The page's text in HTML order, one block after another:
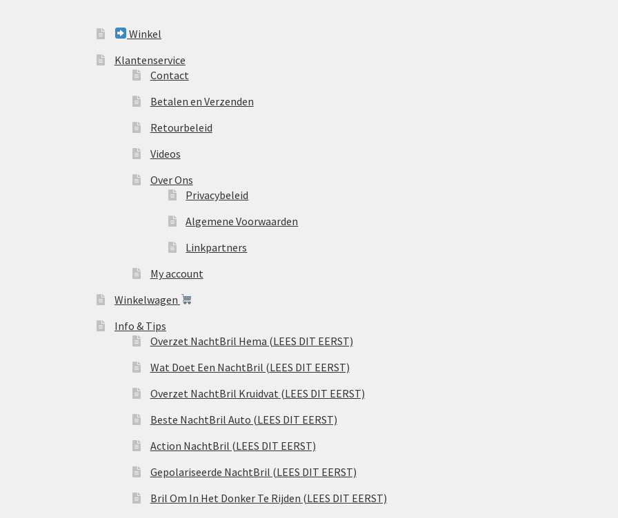
Winkel
Klantenservice
Contact
Betalen en Verzenden
Retourbeleid
Videos
Over Ons
Privacybeleid
Algemene Voorwaarden
Linkpartners
My account
Winkelwagen
Info & Tips
Overzet NachtBril Hema (LEES DIT EERST)
Wat Doet Een NachtBril (LEES DIT EERST)
Overzet NachtBril Kruidvat (LEES DIT EERST)
Beste NachtBril Auto (LEES DIT EERST)
Action NachtBril (LEES DIT EERST)
Gepolariseerde NachtBril (LEES DIT EERST)
Bril Om In Het Donker Te Rijden (LEES DIT EERST)